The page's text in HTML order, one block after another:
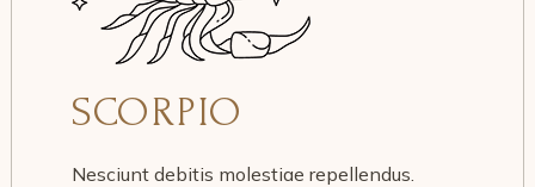
SCORPIO
Nesciunt debitis molestiae repellendus.